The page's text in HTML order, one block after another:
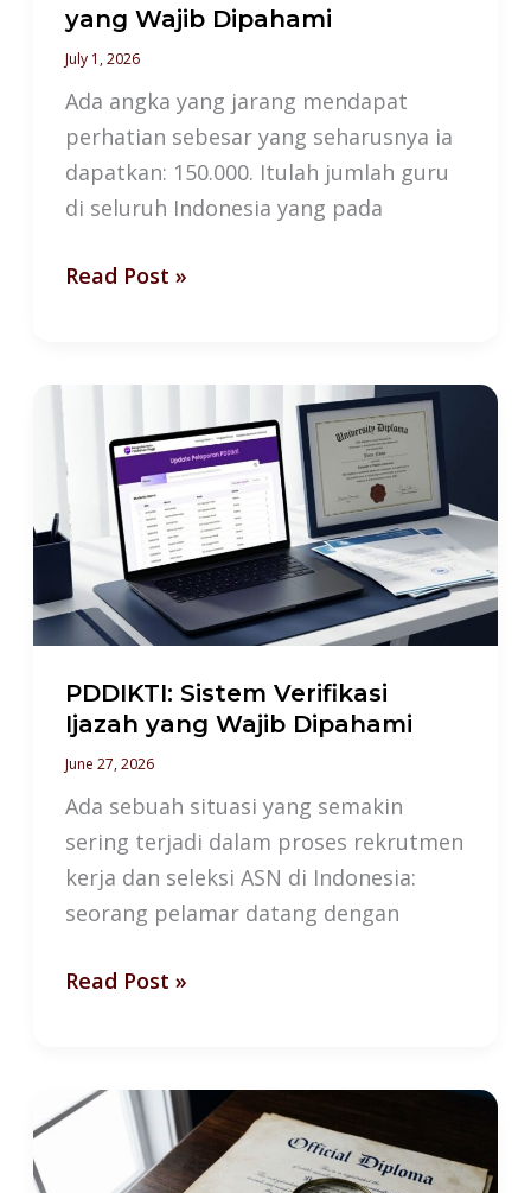
yang Wajib Dipahami
July 1, 2026
Ada angka yang jarang mendapat
perhatian sebesar yang seharusnya ia
dapatkan: 150.000. Itulah jumlah guru
di seluruh Indonesia yang pada
Read Post »
PDDIKTI: Sistem Verifikasi
Ijazah yang Wajib Dipahami
June 27, 2026
Ada sebuah situasi yang semakin
sering terjadi dalam proses rekrutmen
kerja dan seleksi ASN di Indonesia:
seorang pelamar datang dengan
Sistem
Verifikasi
Ijazah
yang
Wajib
Dipahami
Read Post »
Ijazah
Diragukan